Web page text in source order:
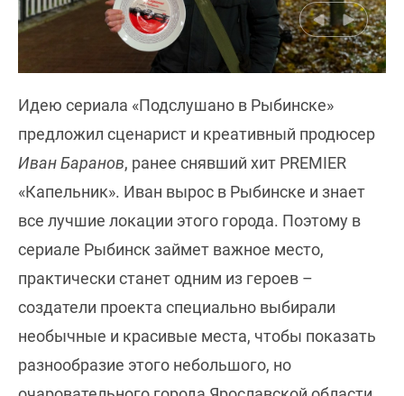
Идею сериала «Подслушано в Рыбинске»
предложил сценарист и креативный продюсер
Иван Баранов, ранее снявший хит PREMIER
«Капельник». Иван вырос в Рыбинске и знает
все лучшие локации этого города. Поэтому в
сериале Рыбинск займет важное место,
практически станет одним из героев –
создатели проекта специально выбирали
необычные и красивые места, чтобы показать
разнообразие этого небольшого, но